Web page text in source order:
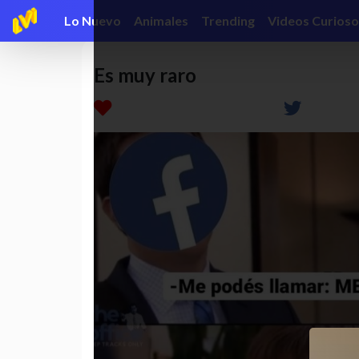
Lo Nuevo Animales Trending Videos
Es muy raro